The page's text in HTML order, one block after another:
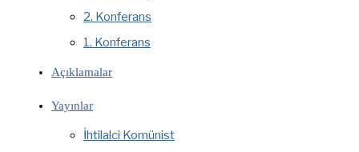
2. Konferans
1. Konferans
Açıklamalar
Yayınlar
İhtilalci Komünist